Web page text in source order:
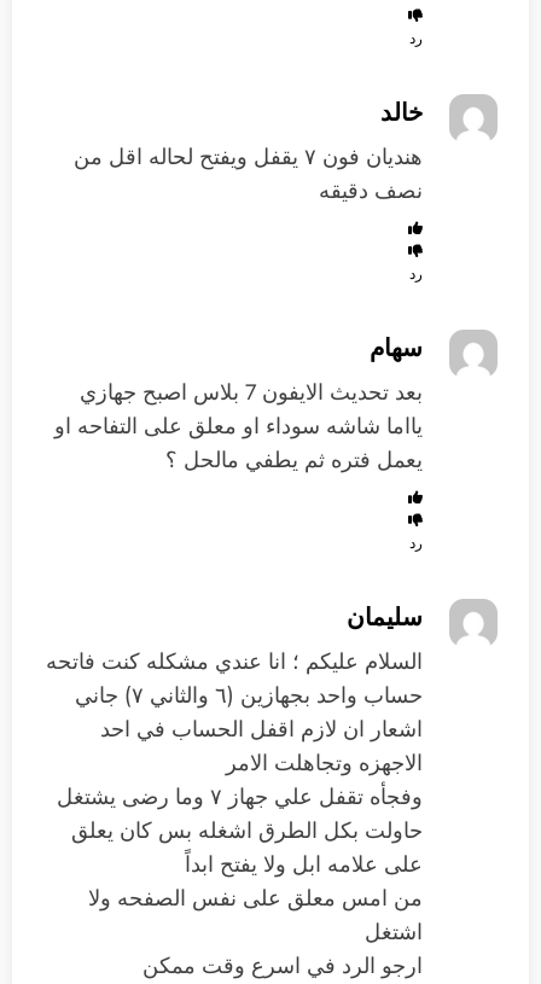
رد
خالد
هنديان فون ٧ يقفل ويفتح لحاله اقل من
نصف دقيقه
رد
سهام
بعد تحديث الايفون 7 بلاس اصبح جهازي
يااما شاشه سوداء او معلق على التفاحه او
يعمل فتره ثم يطفي مالحل ؟
رد
سليمان
السلام عليكم ؛ انا عندي مشكله كنت فاتحه
حساب واحد بجهازين (٦ والثاني ٧) جاني
اشعار ان لازم اقفل الحساب في احد
الاجهزه وتجاهلت الامر
وفجأه تقفل علي جهاز ٧ وما رضى يشتغل
حاولت بكل الطرق اشغله بس كان يعلق
على علامه ابل ولا يفتح ابداً
من امس معلق على نفس الصفحه ولا
اشتغل
ارجو الرد في اسرع وقت ممكن